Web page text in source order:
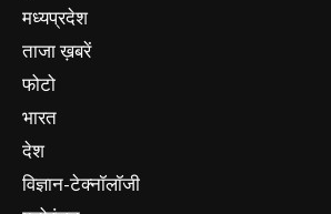
मध्यप्रदेश
ताजा ख़बरें
फोटो
भारत
देश
विज्ञान-टेक्नॉलॉजी